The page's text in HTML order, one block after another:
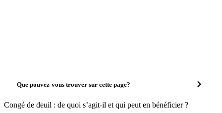
Que pouvez-vous trouver sur cette page?
Congé de deuil : de quoi s’agit-il et qui peut en bénéficier ?